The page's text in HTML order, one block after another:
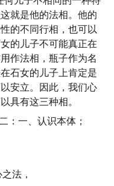
就是他的法相。他的
的不同行相，也可以
的儿子不可能真正在
作法相，瓶子作为名
石女的儿子上肯定是
安立。因此，我们心
具有这三种相。
：一、认识本体；
法，